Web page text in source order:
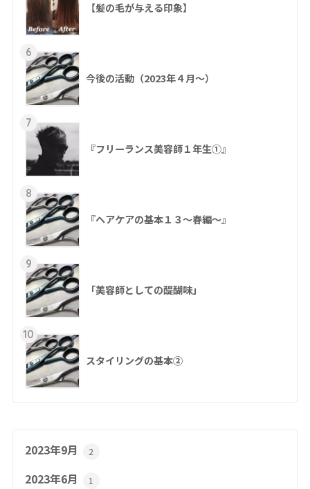
【髪の毛が与える印象】
6
今後の活動（2023年４月〜）
7
『フリーランス美容師１年生①』
8
『ヘアケアの基本１３～春編～』
9
「美容師としての醍醐味」
10
スタイリングの基本②
2023年9月 2
2023年6月 1